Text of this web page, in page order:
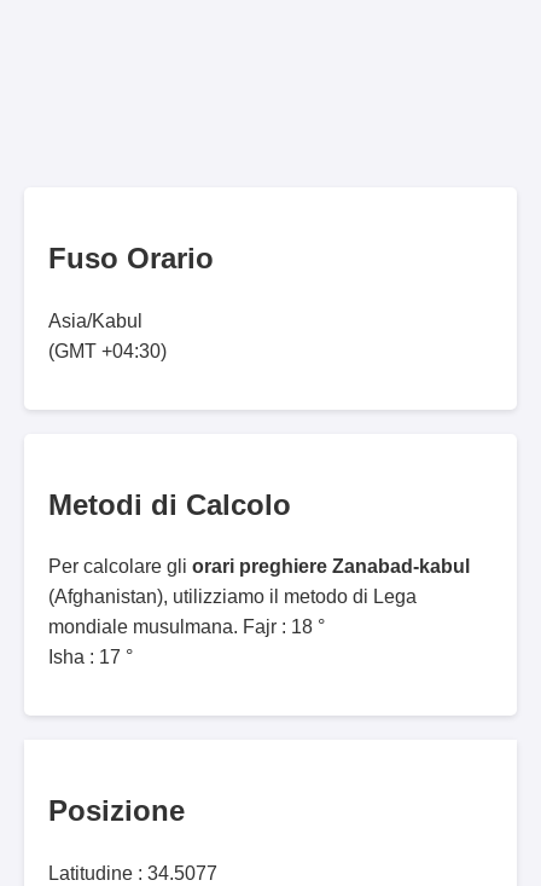
Fuso Orario
Asia/Kabul
(GMT +04:30)
Metodi di Calcolo
Per calcolare gli orari preghiere Zanabad-kabul
(Afghanistan), utilizziamo il metodo di Lega
mondiale musulmana. Fajr : 18 °
Isha : 17 °
Posizione
Latitudine : 34.5077